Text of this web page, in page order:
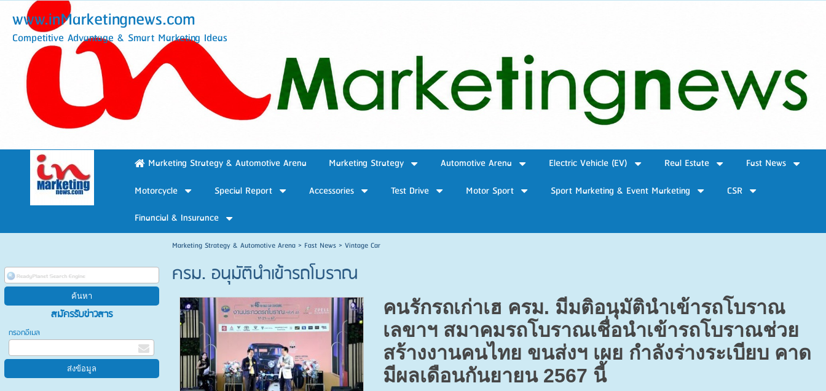
www.inMarketingnews.com
Competitive Advantage & Smart Marketing Ideas
Marketing Strategy & Automotive Arena Marketing Strategy Automotive Arena Electric Vehicle (EV) Real Estate
Fast News
Motorcycle
Special Report Accessories Test Drive Motor Sport Sport Marketing & Event Marketing
CSR
Financial & Insurance
สมัครรับข่าวสาร
กรอกอีเมล
Marketing Strategy & Automotive Arena> Fast News> Vintage Car
ครม. อนุมัตินำเข้ารถโบราณ
คนรักรถเก่าเฮ ครม. มีมติอนุมัตินำเข้ารถโบราณ
เลขาฯ สมาคมรถโบราณเชื่อนำเข้ารถโบราณช่วย
สร้างงานคนไทย ขนส่งฯ เผย กำลังร่างระเบียบ คาด
มีผลเดือนกันยายน 2567 นี้